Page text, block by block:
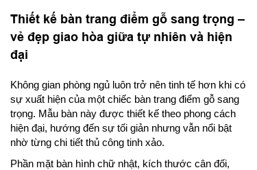
Thiết kế bàn trang điểm gỗ sang trọng –
vẻ đẹp giao hòa giữa tự nhiên và hiện
đại
Không gian phòng ngủ luôn trở nên tinh tế hơn khi có
sự xuất hiện của một chiếc bàn trang điểm gỗ sang
trọng. Mẫu bàn này được thiết kế theo phong cách
hiện đại, hướng đến sự tối giản nhưng vẫn nổi bật
nhờ từng chi tiết thủ công tinh xảo.
Phần mặt bàn hình chữ nhật, kích thước cân đối,